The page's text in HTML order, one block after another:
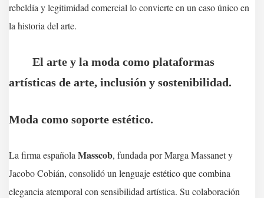
rebeldía y legitimidad comercial lo convierte en un caso único en
la historia del arte.
El arte y la moda como plataformas
artísticas de arte, inclusión y sostenibilidad.
Moda como soporte estético.
La firma española Masscob, fundada por Marga Massanet y
Jacobo Cobián, consolidó un lenguaje estético que combina
elegancia atemporal con sensibilidad artística. Su colaboración